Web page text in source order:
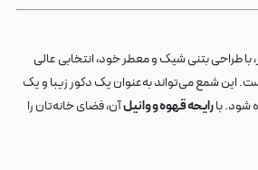
طراحی بتنی شیک و معطر خود، انتخابی عالی
این شمع می‌تواند به‌عنوان یک دکور زیبا و یک
شود. بارایحه قهوه و وانیلآن، فضای خانه‌تان را